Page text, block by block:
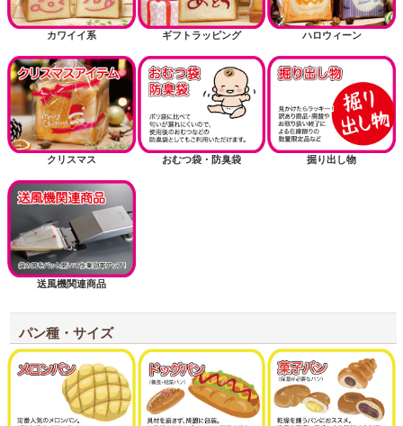
カワイイ系 ギフトラッピング ハロウィーン
クリスマス おむつ袋・防臭袋 掘り出し物
送風機関連商品
パン種・サイズ